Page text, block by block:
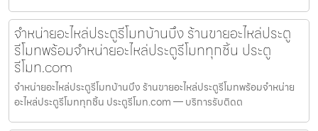
จำหน่ายอะไหล่ประตูรีโมทบ้านบึง ร้านขายอะไหล่ประตู
รีโมทพร้อมจำหน่ายอะไหล่ประตูรีโมททุกชิ้น ประตู
รีโมท.com
จำหน่ายอะไหล่ประตูรีโมทบ้านบึง ร้านขายอะไหล่ประตูรีโมทพร้อมจำหน่าย
อะไหล่ประตูรีโมททุกชิ้น ประตูรีโมท.com — บริการรับติดต